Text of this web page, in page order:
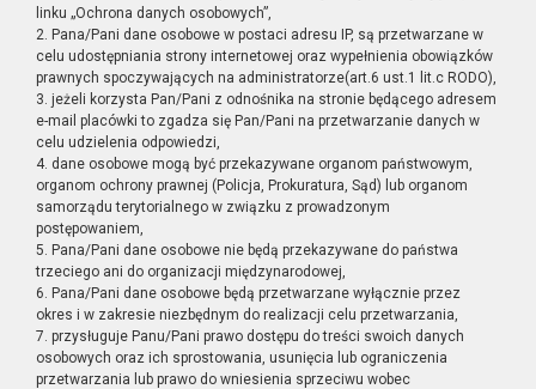
linku „Ochrona danych osobowych”,
2. Pana/Pani dane osobowe w postaci adresu IP, są przetwarzane w
celu udostępniania strony internetowej oraz wypełnienia obowiązków
prawnych spoczywających na administratorze(art.6 ust.1 lit.c RODO),
3. jeżeli korzysta Pan/Pani z odnośnika na stronie będącego adresem
e-mail placówki to zgadza się Pan/Pani na przetwarzanie danych w
celu udzielenia odpowiedzi,
4. dane osobowe mogą być przekazywane organom państwowym,
organom ochrony prawnej (Policja, Prokuratura, Sąd) lub organom
samorządu terytorialnego w związku z prowadzonym
postępowaniem,
5. Pana/Pani dane osobowe nie będą przekazywane do państwa
trzeciego ani do organizacji międzynarodowej,
6. Pana/Pani dane osobowe będą przetwarzane wyłącznie przez
okres i w zakresie niezbędnym do realizacji celu przetwarzania,
7. przysługuje Panu/Pani prawo dostępu do treści swoich danych
osobowych oraz ich sprostowania, usunięcia lub ograniczenia
przetwarzania lub prawo do wniesienia sprzeciwu wobec